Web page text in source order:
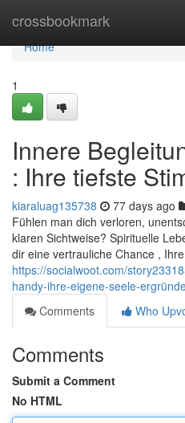
crossbookmark
Home
Home
1
Innere
: Ihre tiefste
kiaraluag135738 77 days ago
Fühlen man dich verloren,
klaren Sichtweise? Spirituelle
dir eine vertrauliche Chance ,
https://socialwoot.com/
handy-ihre-eigene-seele-
Comments
Who
Comments
Submit a Comment
No HTML